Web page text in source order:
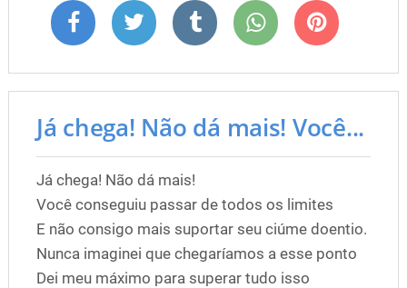
Já chega! Não dá mais! Você...
Já chega! Não dá mais!
Você conseguiu passar de todos os limites
E não consigo mais suportar seu ciúme doentio.
Nunca imaginei que chegaríamos a esse ponto
Dei meu máximo para superar tudo isso